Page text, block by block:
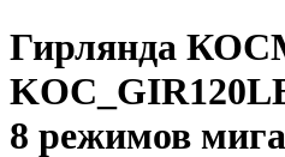
Гирлянда
8 режимов